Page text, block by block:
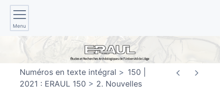
Menu
Numéros en texte intégral
150 |
2021 : ERAUL 150
2. Nouvelles